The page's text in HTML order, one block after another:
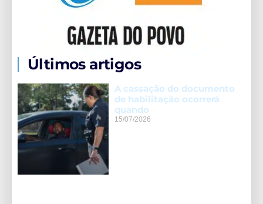
Últimos artigos
A cassação do documento
de habilitação ocorrerá
quando
15/07/2026